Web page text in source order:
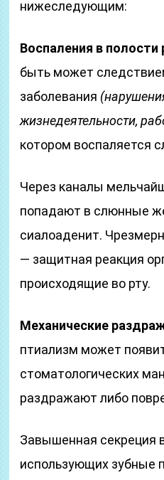
нижеследующим:
Воспаления в полости
быть может
заболевания
жизнедеятельности,
котором воспаляется
Через каналы
попадают в слюнные
сиалоаденит.
— защитная реакция
происходящие во рту.
Механические
птиализм может
стоматологических
раздражают либо
Завышенная секреция
использующих зубные